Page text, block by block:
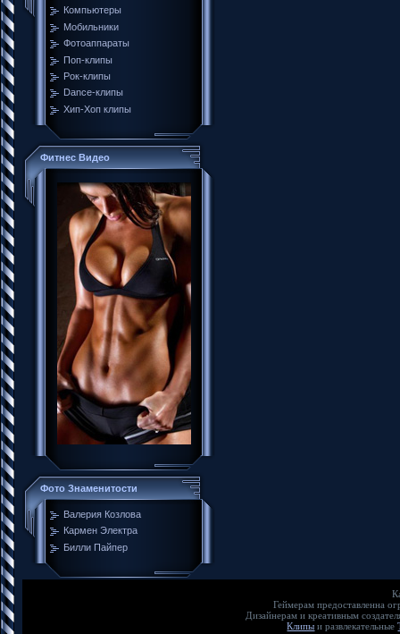
Компьютеры
Мобильники
Фотоаппараты
Поп-клипы
Рок-клипы
Dance-клипы
Хип-Хоп клипы
Фитнес Видео
Фото Знаменитости
Валерия Козлова
Кармен Электра
Билли Пайпер
Геймерам предоставленна
Дизайнерам и креативным
Клипы и развлекательные